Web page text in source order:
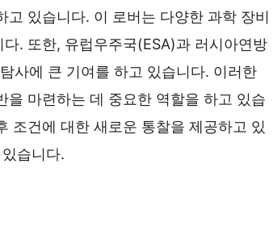
있습니다. 이 로버는 다양한 과학 장비
. 또한, 유럽우주국(ESA)과 러시아연방
사에 큰 기여를 하고 있습니다. 이러한
을 마련하는 데 중요한 역할을 하고 있습
조건에 대한 새로운 통찰을 제공하고 있
습니다.